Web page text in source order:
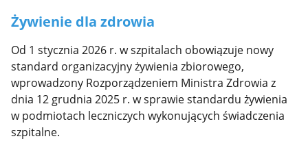
Żywienie dla zdrowia
Od 1 stycznia 2026 r. w szpitalach obowiązuje nowy
standard organizacyjny żywienia zbiorowego,
wprowadzony Rozporządzeniem Ministra Zdrowia z
dnia 12 grudnia 2025 r. w sprawie standardu żywienia
w podmiotach leczniczych wykonujących świadczenia
szpitalne.